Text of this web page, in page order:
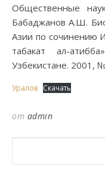
Общественные
Бабаджанов А.Ш.
Азии по сочинению
табакат ал-
Узбекистане. 2001,
Уралов Скачать
от admin